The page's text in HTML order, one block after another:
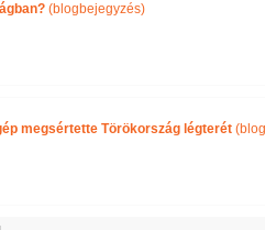
(blogbejegyzés)
megsértette Törökország légterét